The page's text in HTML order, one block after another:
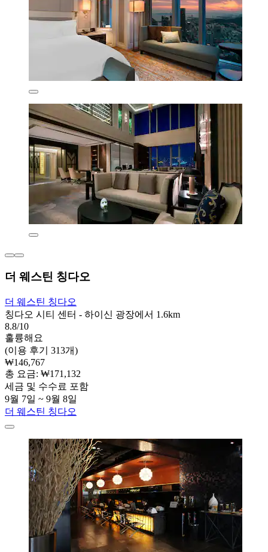
더 웨스틴 칭다오
더 웨스틴 칭다오
칭다오 시티 센터 - 하이신 광장에서 1.6km
8.8/10
훌륭해요
(이용 후기 313개)
₩146,767
총 요금: ₩171,132
세금 및 수수료 포함
9월 7일 ~ 9월 8일
더 웨스틴 칭다오